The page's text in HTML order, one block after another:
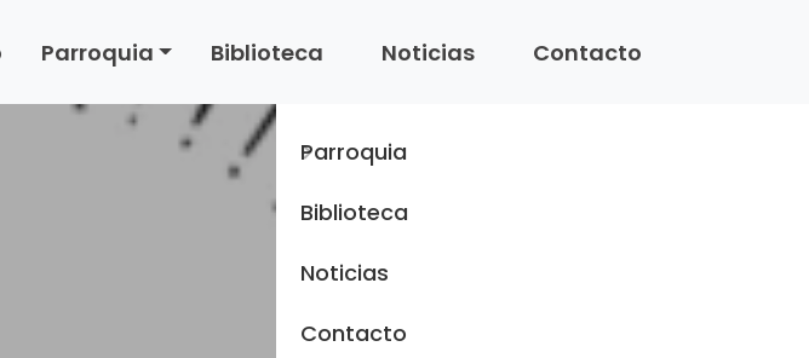
Parroquia Biblioteca Noticias Contacto
Parroquia
Biblioteca
Noticias
Contacto